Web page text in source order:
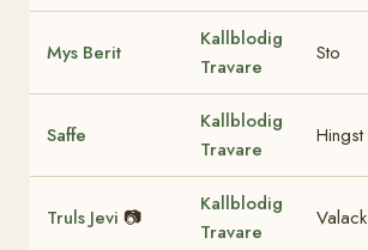
Mys Berit
Kallblodig
Travare
Sto
Saffe
Kallblodig
Travare
Hingst
Truls Jevi 📷
Kallblodig
Travare
Valack